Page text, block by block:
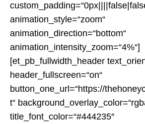
animation_style=“zoom“
animation_direction=“bottom“
animation_intensity_zoom=“4%“]
[et_pb_fullwidth_header
header_fullscreen=“on“
button_one_url=“https://
t“
title_font_color=“#444235″